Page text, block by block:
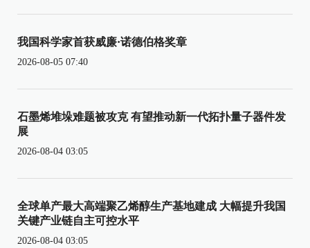
我国科学家首获威廉·诺德伯格奖章
2026-08-05 07:40
石墨烯堆垛难题被攻克 有望推动新一代拓扑量子器件发
展
2026-08-04 03:05
全球单产最大高端聚乙烯醇生产基地建成 大幅提升我国
关键产业链自主可控水平
2026-08-04 03:05